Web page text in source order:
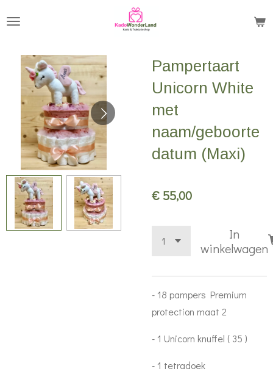
hoofdinhoud
Pampertaart
Unicorn White
met
naam/geboorte
datum (Maxi)
€ 55,00
In
winkelwagen
- 18 pampers Premium
protection maat 2
- 1 Unicorn knuffel ( 35 )
- 1 tetradoek